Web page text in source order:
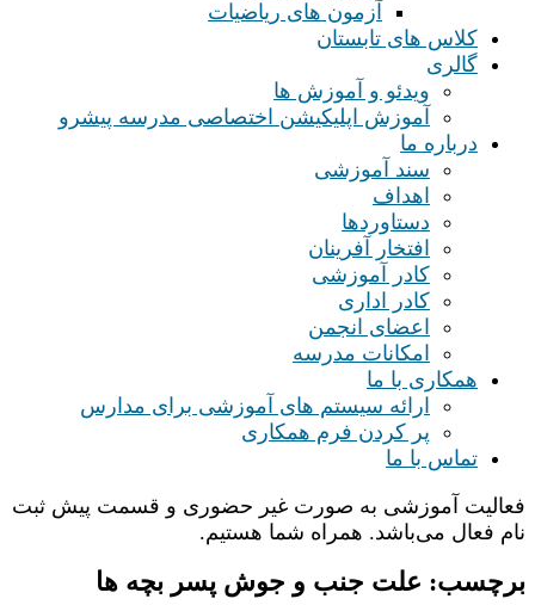
آزمون های ریاضیات
کلاس های تابستان
گالری
ویدئو و آموزش ها
آموزش اپلیکیشن اختصاصی مدرسه پیشرو
درباره ما
سند آموزشی
اهداف
دستاوردها
افتخار آفرینان
کادر آموزشی
کادر اداری
اعضای انجمن
امکانات مدرسه
همکاری با ما
ارائه سیستم های آموزشی برای مدارس
پر کردن فرم همکاری
تماس با ما
فعالیت آموزشی به صورت غیر حضوری و قسمت پیش ثبت
نام فعال می‌باشد. همراه شما هستیم.
برچسب: علت جنب و جوش پسر بچه ها